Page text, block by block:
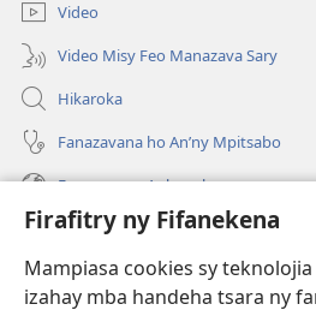
Firafitry ny Fifanekena
Mampiasa cookies sy
izahay mba handeha tsara ny
Video
Video Misy Feo Manazava Sary
Hikaroka
Fanazavana ho An’ny Mpitsabo
Fanazavana Ankapobeny
Fanampiana
Fanomezana
(manokatra